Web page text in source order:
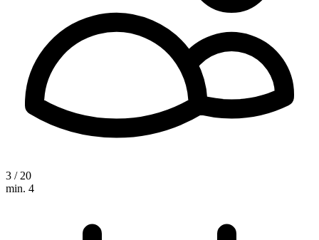
3 / 20
min. 4